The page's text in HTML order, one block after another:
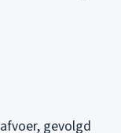
gevolgd